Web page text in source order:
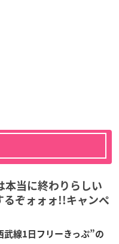
本当に終わりらしい
るぞォォォ!!キャンペ
武線1日フリーきっぷ”の